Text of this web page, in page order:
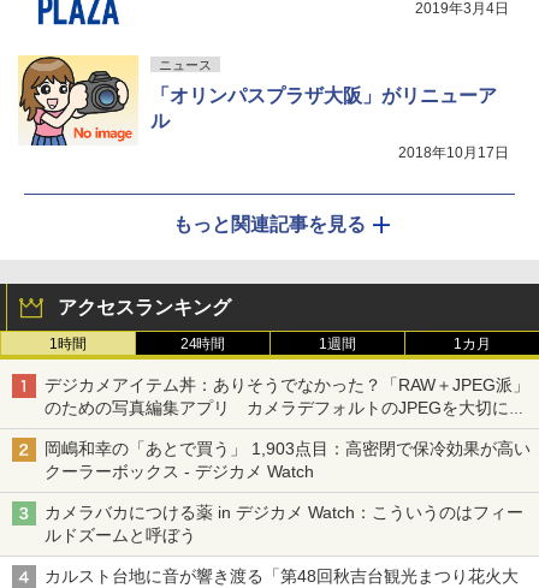
2019年3月4日
ニュース
「オリンパスプラザ大阪」がリニューア
ル
2018年10月17日
もっと関連記事を見る
アクセスランキング
1時間 24時間 1週間 1カ月
デジカメアイテム丼：ありそうでなかった？「RAW＋JPEG派」
のための写真編集アプリ カメラデフォルトのJPEGを大切にす
る「Filmator」
岡嶋和幸の「あとで買う」 1,903点目：高密閉で保冷効果が高い
クーラーボックス - デジカメ Watch
カメラバカにつける薬 in デジカメ Watch：こういうのはフィー
ルドズームと呼ぼう
カルスト台地に音が響き渡る「第48回秋吉台観光まつり花火大